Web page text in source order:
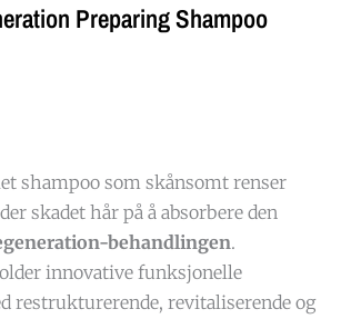
Preparing Shampoo
shampoo som skånsomt renser
skadet hår på å absorbere den
behandlingen.
innovative funksjonelle
restrukturerende, revitaliserende og